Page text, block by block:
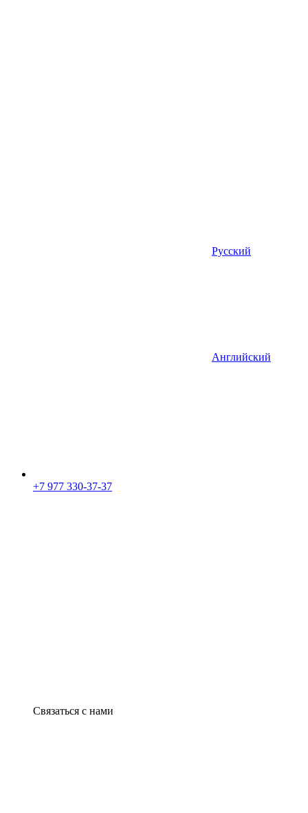
Русский
Английский
+7 977 330-37-37
Связаться с нами